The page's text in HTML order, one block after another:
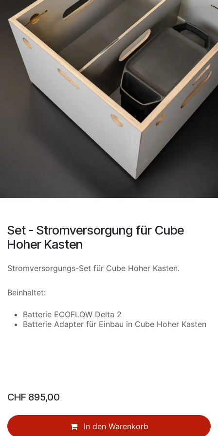
Set - Stromversorgung für Cube
Hoher Kasten
Stromversorgungs-Set für Cube Hoher Kasten.
Beinhaltet:
Batterie ECOFLOW Delta 2
Batterie Adapter für Einbau in Cube Hoher Kasten
CHF 895,00
In den Warenkorb